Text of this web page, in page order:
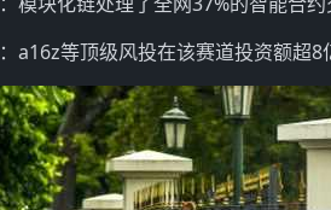
：a16z等顶级风投在该赛道投资额超8